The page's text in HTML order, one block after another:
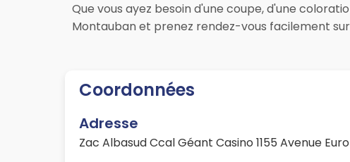
Que vous ayez besoin d'une coupe, d'une
Montauban et prenez rendez-vous facilement
Coordonnées
Adresse
Zac Albasud Ccal Géant Casino 1155 Avenue